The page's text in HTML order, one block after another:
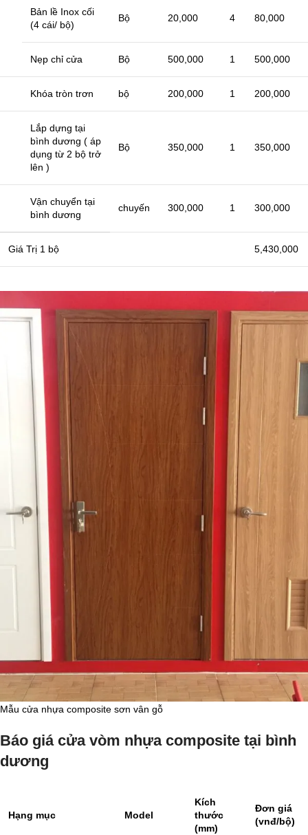
Bản lề Inox cối
(4 cái/ bộ)
Bộ 20,000 4 80,000
Nẹp chỉ cửa Bộ 500,000 1 500,000
Khóa tròn trơn bộ 200,000 1 200,000
Lắp dựng tại
bình dương ( áp
dụng từ 2 bộ trở
lên )
Bộ 350,000 1 350,000
Vận chuyển tại
bình dương
chuyến 300,000 1 300,000
Giá Trị 1 bộ 5,430,000
Mẫu cửa nhựa composite sơn vân gỗ
Báo giá cửa vòm nhựa composite tại bình
dương
Hạng mục Model
Kích
thước
(mm)
Đơn giá
(vnđ/bộ)